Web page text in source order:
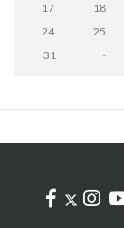
17
18
24
25
31
-